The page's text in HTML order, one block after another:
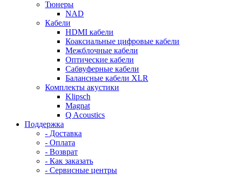
Тюнеры
NAD
Кабели
HDMI кабели
Коаксиальные цифровые кабели
Межблочные кабели
Оптические кабели
Сабвуферные кабели
Балансные кабели XLR
Комплекты акустики
Klipsch
Magnat
Q Acoustics
Поддержка
- Доставка
- Оплата
- Возврат
- Как заказать
- Сервисные центры